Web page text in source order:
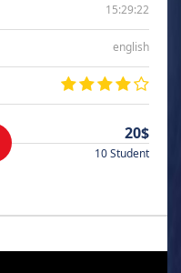
15:29:22
english
20$
10 Student